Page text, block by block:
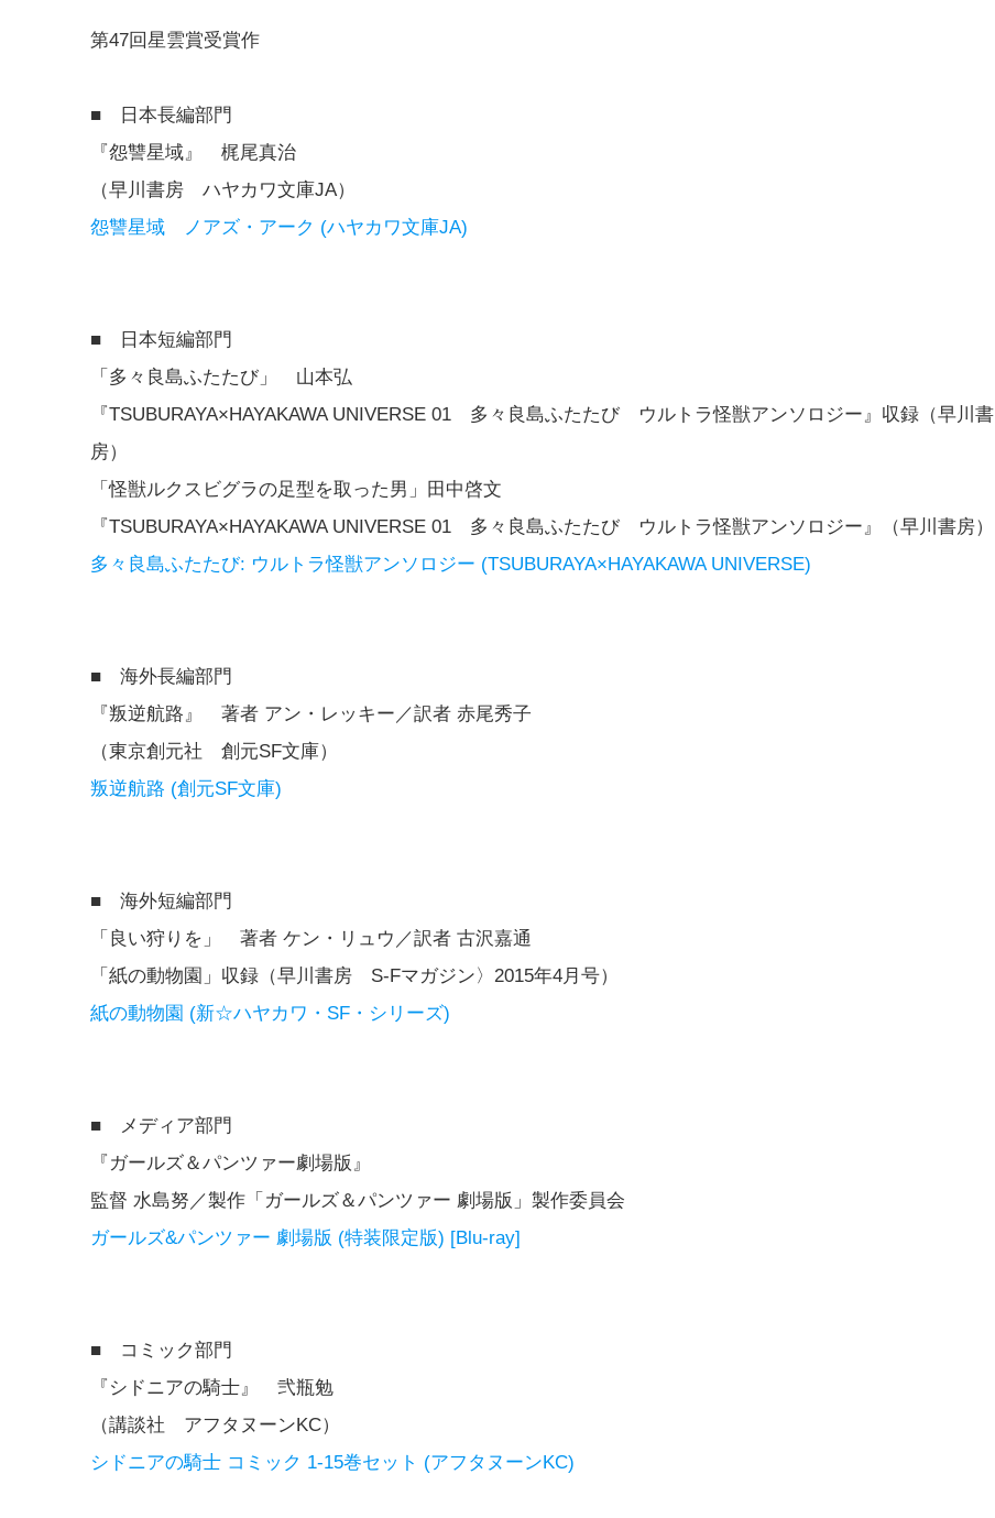
第47回星雲賞受賞作
■ 日本長編部門
『怨讐星域』 梶尾真治
（早川書房 ハヤカワ文庫JA）
怨讐星域 ノアズ・アーク (ハヤカワ文庫JA)
■ 日本短編部門
「多々良島ふたたび」 山本弘
『TSUBURAYA×HAYAKAWA UNIVERSE 01 多々良島ふたたび ウルトラ怪獣アンソロジー』収録（早川書
房）
「怪獣ルクスビグラの足型を取った男」田中啓文
『TSUBURAYA×HAYAKAWA UNIVERSE 01 多々良島ふたたび ウルトラ怪獣アンソロジー』（早川書房）
多々良島ふたたび: ウルトラ怪獣アンソロジー (TSUBURAYA×HAYAKAWA UNIVERSE)
■ 海外長編部門
『叛逆航路』 著者 アン・レッキー／訳者 赤尾秀子
（東京創元社 創元SF文庫）
叛逆航路 (創元SF文庫)
■ 海外短編部門
「良い狩りを」 著者 ケン・リュウ／訳者 古沢嘉通
「紙の動物園」収録（早川書房 S-Fマガジン〉2015年4月号）
紙の動物園 (新☆ハヤカワ・SF・シリーズ)
■ メディア部門
『ガールズ＆パンツァー劇場版』
監督 水島努／製作「ガールズ＆パンツァー 劇場版」製作委員会
ガールズ&パンツァー 劇場版 (特装限定版) [Blu-ray]
■ コミック部門
『シドニアの騎士』 弐瓶勉
（講談社 アフタヌーンKC）
シドニアの騎士 コミック 1-15巻セット (アフタヌーンKC)